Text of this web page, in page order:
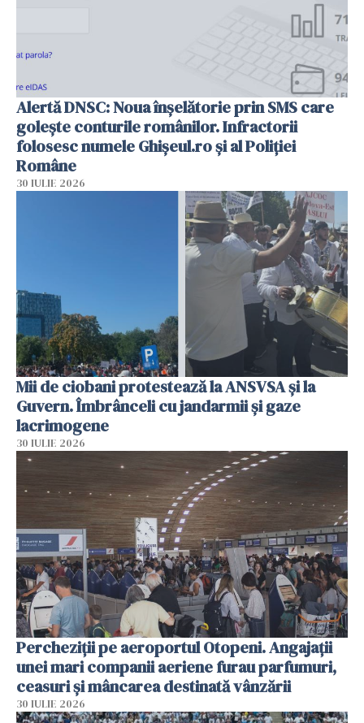
Alertă DNSC: Noua înșelătorie prin SMS care
golește conturile românilor. Infractorii
folosesc numele Ghișeul.ro și al Poliției
Române
30 IULIE 2026
Mii de ciobani protestează la ANSVSA și la
Guvern. Îmbrânceli cu jandarmii și gaze
lacrimogene
30 IULIE 2026
Percheziții pe aeroportul Otopeni. Angajații
unei mari companii aeriene furau parfumuri,
ceasuri și mâncarea destinată vânzării
30 IULIE 2026